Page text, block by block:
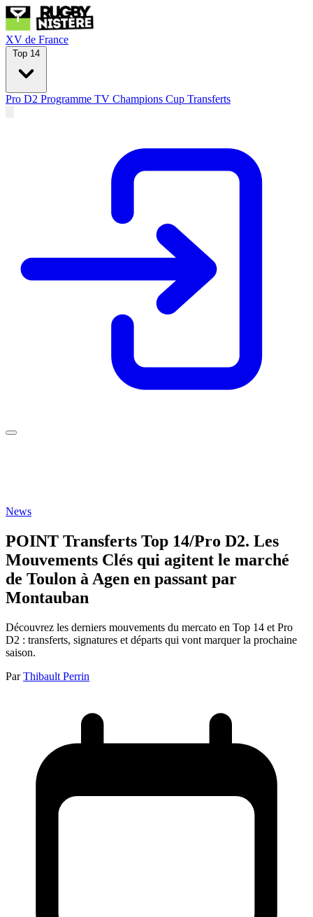
XV de France
Top 14
Pro D2 Programme TV Champions Cup Transferts
News
POINT Transferts Top 14/Pro D2. Les
Mouvements Clés qui agitent le marché
de Toulon à Agen en passant par
Montauban
Découvrez les derniers mouvements du mercato en Top 14 et Pro
D2 : transferts, signatures et départs qui vont marquer la prochaine
saison.
Par Thibault Perrin